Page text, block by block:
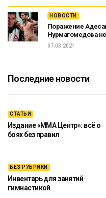
НОВОСТИ
Поражение
Нурмагомедова
07.03.2021
Последние новости
СТАТЬИ
Издание «ММА Центр»: всё о
боях без правил
БЕЗ РУБРИКИ
Инвентарь для занятий
гимнастикой